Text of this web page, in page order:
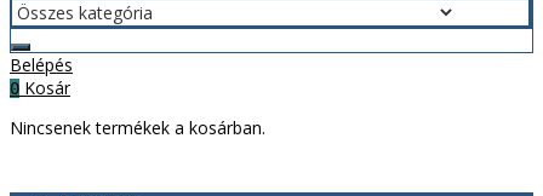
Belépés
0 Kosár
Nincsenek termékek a kosárban.